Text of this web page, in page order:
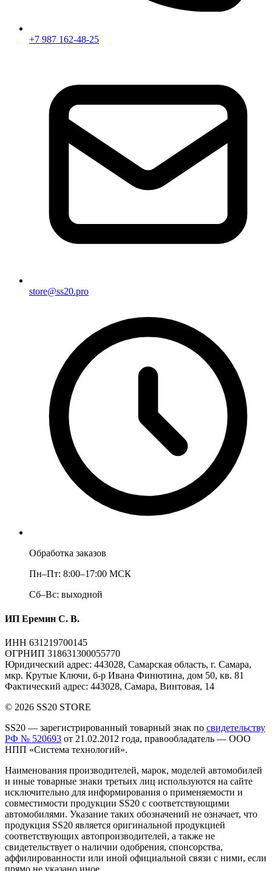
+7 987 162-48-25
store@ss20.pro
Обработка заказов
Пн–Пт: 8:00–17:00 МСК
Сб–Вс: выходной
ИП Еремин С. В.
ИНН 631219700145
ОГРНИП 318631300055770
Юридический адрес: 443028, Самарская область, г. Самара,
мкр. Крутые Ключи, б-р Ивана Финютина, дом 50, кв. 81
Фактический адрес: 443028, Самара, Винтовая, 14
© 2026 SS20 STORE
SS20 — зарегистрированный товарный знак по свидетельству
РФ № 520693 от 21.02.2012 года, правообладатель — ООО
НПП «Система технологий».
Наименования производителей, марок, моделей автомобилей
и иные товарные знаки третьих лиц используются на сайте
исключительно для информирования о применяемости и
совместимости продукции SS20 с соответствующими
автомобилями. Указание таких обозначений не означает, что
продукция SS20 является оригинальной продукцией
соответствующих автопроизводителей, а также не
свидетельствует о наличии одобрения, спонсорства,
аффилированности или иной официальной связи с ними, если
прямо не указано иное.